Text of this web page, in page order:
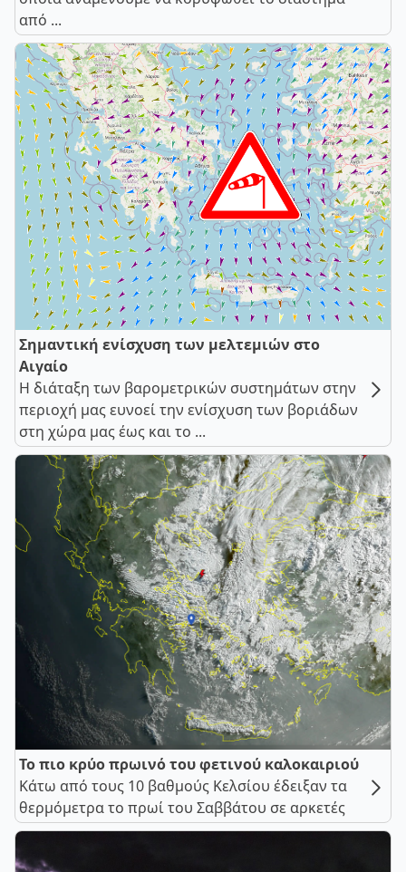
από ...
Σημαντική ενίσχυση των μελτεμιών στο
Αιγαίο
Η διάταξη των βαρομετρικών συστημάτων στην
περιοχή μας ευνοεί την ενίσχυση των βοριάδων
στη χώρα μας έως και το ...
Το πιο κρύο πρωινό του φετινού καλοκαιριού
Κάτω από τους 10 βαθμούς Κελσίου έδειξαν τα
θερμόμετρα το πρωί του Σαββάτου σε αρκετές